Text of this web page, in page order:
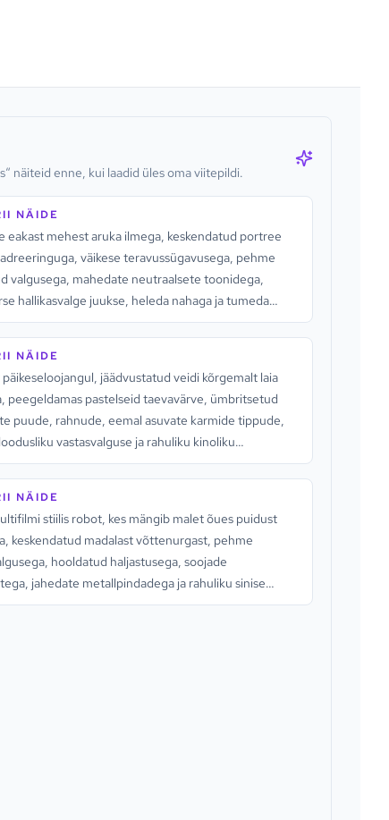
näiteid enne, kui laadid üles oma viitepildi.
NÄIDE
eakast mehest aruka ilmega, keskendatud portree
väikese teravussügavusega, pehme
valgusega, mahedate neutraalsete toonidega,
hallikasvalge juukse, heleda nahaga ja tumeda
mis hoiab tähelepanu näol.
NÄIDE
päikeseloojangul, jäädvustatud veidi kõrgemalt laia
peegeldamas pastelseid taevavärve, ümbritsetud
puude, rahnude, eemal asuvate karmide tippude,
vastasvalguse ja rahuliku kinoliku
NÄIDE
stiilis robot, kes mängib malet õues puidust
keskendatud madalast võttenurgast, pehme
hooldatud haljastusega, soojade
jahedate metallpindadega ja rahuliku sinise